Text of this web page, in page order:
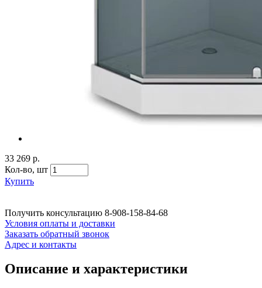
33 269 р.
Кол-во, шт
Купить
Получить консультацию 8-908-158-84-68
Условия оплаты и доставки
Заказать обратный звонок
Адрес и контакты
Описание и характеристики